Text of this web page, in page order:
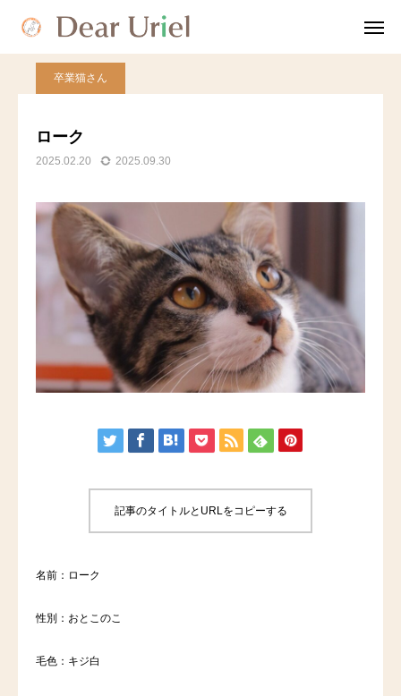
blog 卒業猫さん ローク
卒業猫さん
ローク
2025.02.20 2025.09.30
記事のタイトルとURLをコピーする
名前：ローク
性別：おとこのこ
毛色：キジ白
ディアウリエルについて
就労継続支援B型とは
会社案内
相談と利用方法
問い合わせ